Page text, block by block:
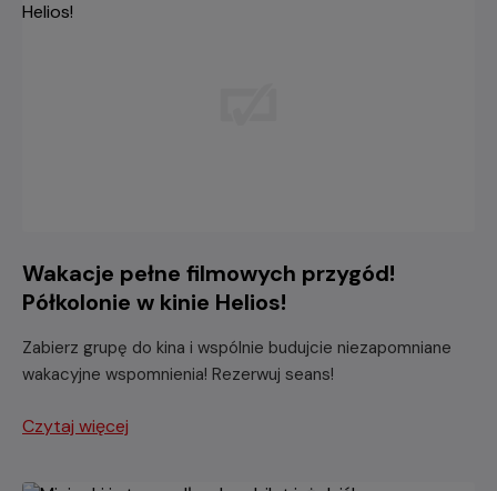
Wakacje pełne filmowych przygód!
Półkolonie w kinie Helios!
Zabierz grupę do kina i wspólnie budujcie niezapomniane
wakacyjne wspomnienia! Rezerwuj seans!
Czytaj więcej